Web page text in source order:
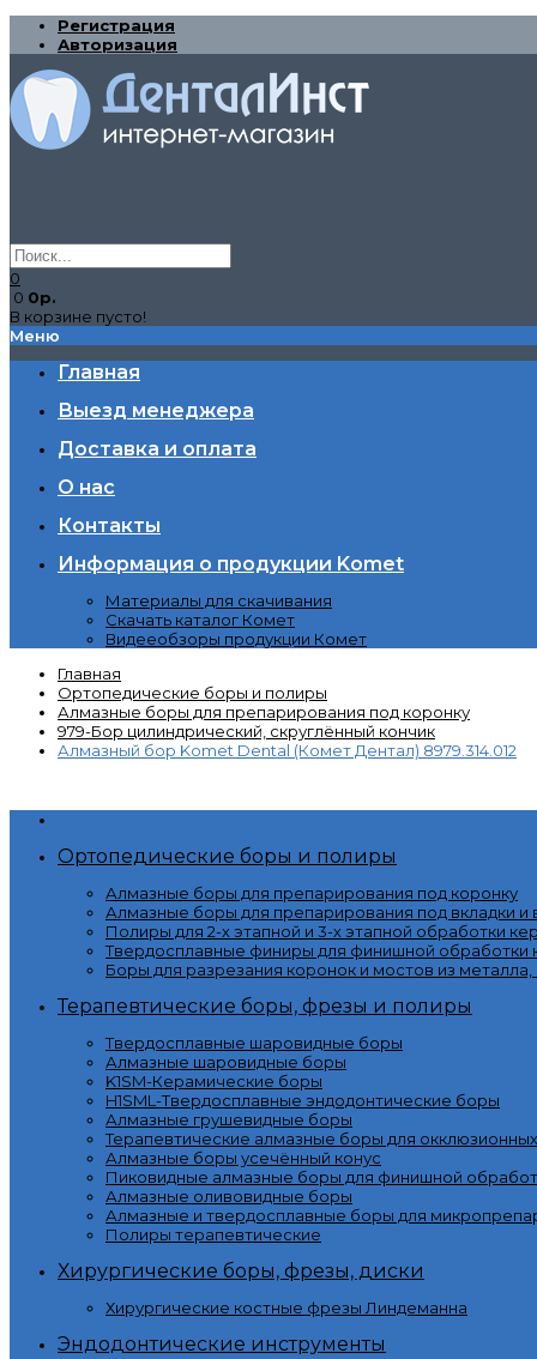
Регистрация
Авторизация
0
0 0р.
В корзине пусто!
Меню
Главная
Выезд менеджера
Доставка и оплата
О нас
Контакты
Информация о продукции Komet
Материалы для скачивания
Скачать каталог Комет
Видееобзоры продукции Комет
Главная
Ортопедические боры и полиры
Алмазные боры для препарирования под коронку
979-Бор цилиндрический, скруглённый кончик
Алмазный бор Komet Dental (Комет Дентал) 8979.314.012
Ортопедические боры и полиры
Алмазные боры для препарирования под коронку
Алмазные боры для препарирования под вкладки и
Полиры для 2-х этапной и 3-х этапной обработки
Твердосплавные финиры для финишной обработки
Боры для разрезания коронок и мостов из
Терапевтические боры, фрезы и полиры
Твердосплавные шаровидные боры
Алмазные шаровидные боры
K1SM-Керамические боры
H1SML-Твердосплавные эндодонтические боры
Алмазные грушевидные боры
Терапевтические алмазные боры для
Алмазные боры усечённый конус
Пиковидные алмазные боры для финишной
Алмазные оливовидные боры
Алмазные и твердосплавные боры для
Полиры терапевтические
Хирургические боры, фрезы, диски
Хирургические костные фрезы Линдеманна
Эндодонтические инструменты